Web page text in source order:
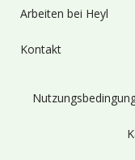
Arbeiten bei Heyl
Kontakt